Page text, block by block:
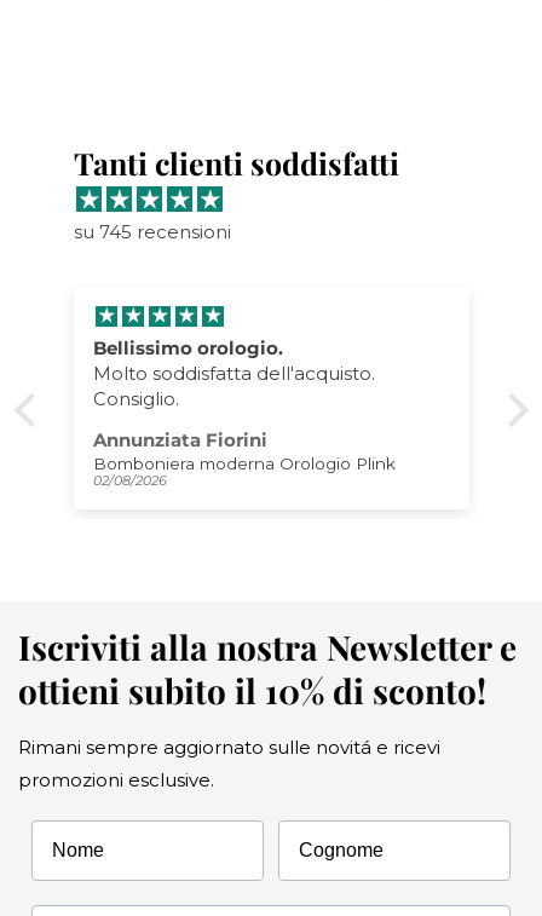
Tanti clienti soddisfatti
su 745 recensioni
Bellissimo orologio.
Molto soddisfatta dell'acquisto.
Consiglio.
Annunziata Fiorini
Bomboniera moderna Orologio Plink
02/08/2026
Iscriviti alla nostra Newsletter e
ottieni subito il 10% di sconto!
Rimani sempre aggiornato sulle novitá e ricevi
promozioni esclusive.
Nome Cognome